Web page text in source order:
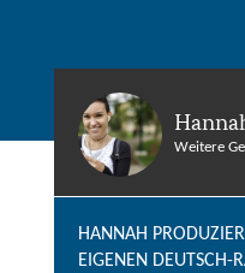
Weitere
HANNAH
EIGENEN DEUTSCH-